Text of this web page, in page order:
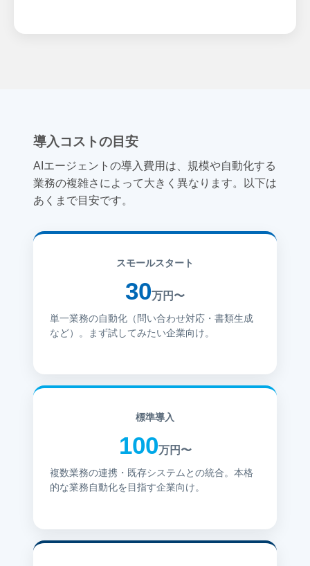
導入コストの目安
AIエージェントの導入費用は、規模や自動化する
業務の複雑さによって大きく異なります。以下は
あくまで目安です。
スモールスタート
30万円〜
単一業務の自動化（問い合わせ対応・書類生成
など）。まず試してみたい企業向け。
標準導入
100万円〜
複数業務の連携・既存システムとの統合。本格
的な業務自動化を目指す企業向け。